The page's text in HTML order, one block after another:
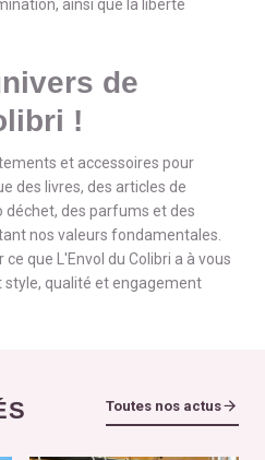
ainsi que la liberté
de
!
et accessoires pour
des livres, des articles de
déchet, des parfums et des
nos valeurs fondamentales.
que L'Envol du Colibri a à vous
qualité et engagement
Toutes nos actus